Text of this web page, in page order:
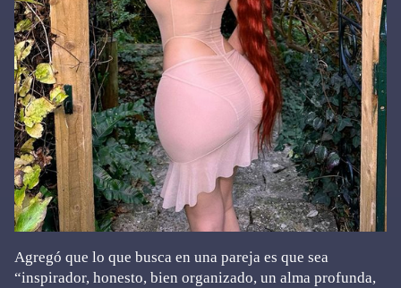
Agregó que lo que busca en una pareja es que sea
“inspirador, honesto, bien organizado, un alma profunda,